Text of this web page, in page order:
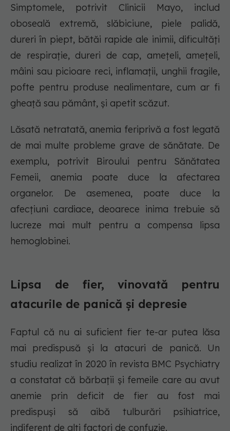
Simptomele, potrivit Clinicii Mayo, includ
oboseală extremă, slăbiciune, piele palidă,
dureri în piept, bătăi rapide ale inimii, dificultăți
de respirație, dureri de cap, amețeli, amețeli,
mâini sau picioare reci, inflamații, unghii fragile,
pofte pentru produse nealimentare, cum ar fi
gheață sau pământ, și apetit scăzut.
Lăsată netratată, anemia feriprivă a fost legată
de mai multe probleme grave de sănătate. De
exemplu, potrivit Biroului pentru Sănătatea
Femeii, anemia poate duce la afectarea
organelor. De asemenea, poate duce la
afecțiuni cardiace, deoarece inima trebuie să
lucreze mai mult pentru a compensa lipsa
hemoglobinei.
Lipsa de fier, vinovată pentru
atacurile de panică și depresie
Faptul că nu ai suficient fier te-ar putea lăsa
mai predispusă și la atacuri de panică. Un
studiu realizat în 2020 în revista BMC Psychiatry
a constatat că bărbații și femeile care au avut
anemie prin deficit de fier au fost mai
predispuși să aibă tulburări psihiatrice,
indiferent de alți factori de confuzie.